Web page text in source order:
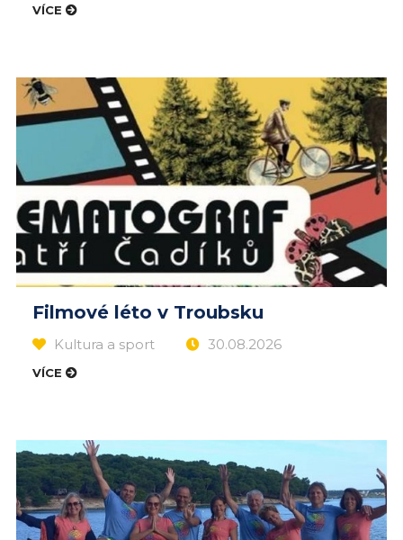
VÍCE
Filmové léto v Troubsku
Kultura a sport 30.08.2026
VÍCE